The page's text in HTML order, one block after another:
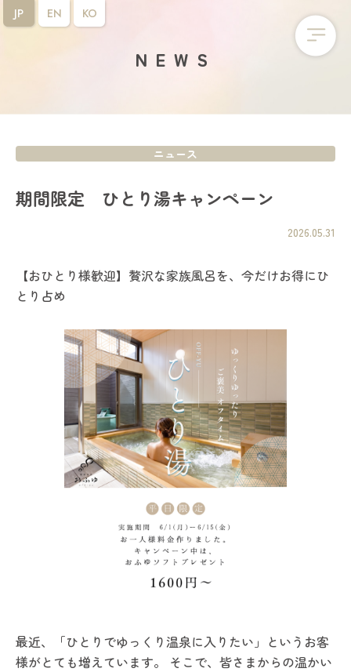
NEWS
ニュース
期間限定 ひとり湯キャンペーン
2026.05.31
【おひとり様歓迎】贅沢な家族風呂を、今だけお得にひ
とり占め
最近、「ひとりでゆっくり温泉に入りたい」というお客
様がとても増えています。 そこで、皆さまからの温かい
JP EN KO